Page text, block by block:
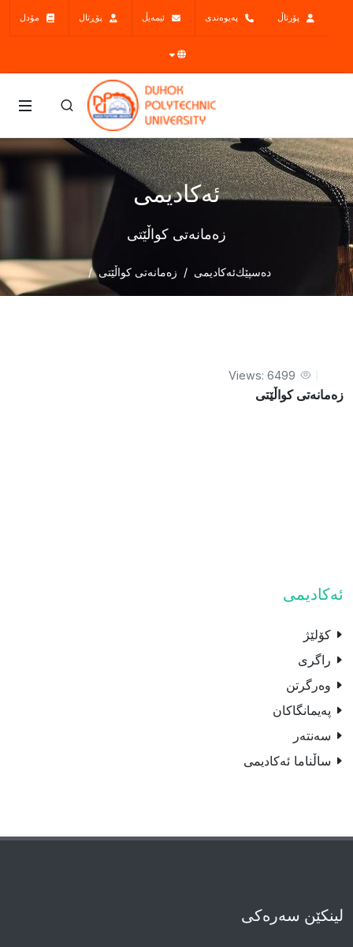
پۆرتاڵ پەیوەندی ئیمەیڵ پۆڕتال مۆدل
ئەکادیمی
زەمانەتی کواڵێتی
دەسپێكئەکادیمی زەمانەتی کواڵێتی
Views: 6499
زەمانەتی کواڵێتی
ئەکادیمی
کۆلێژ
راگری
وەرگرتن
پەیمانگاکان
سەنتەر
ساڵناما ئەکادیمی
لینکێن سەرەکی